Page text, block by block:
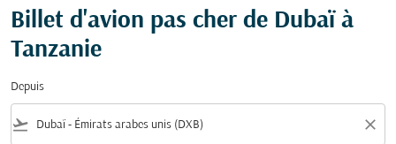
Billet d'avion pas cher de Dubaï à
Tanzanie
Depuis
flight_takeoff close